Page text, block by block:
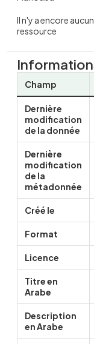
Il n'y a encore
ressource
Champ
Dernière
modification
de la donnée
Dernière
modification
de la
métadonnée
Créé le
Format
Licence
Titre en
Arabe
Description
en Arabe